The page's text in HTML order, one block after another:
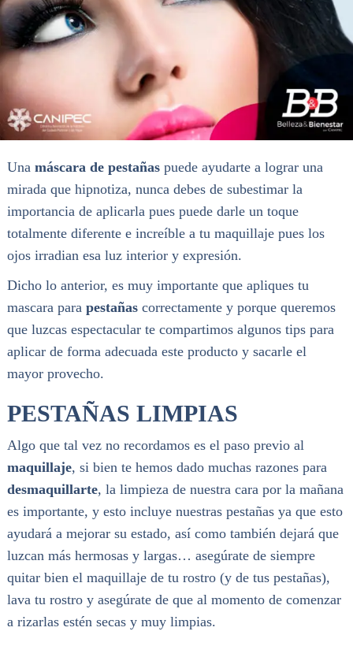
Una máscara de pestañas puede ayudarte a lograr una
mirada que hipnotiza, nunca debes de subestimar la
importancia de aplicarla pues puede darle un toque
totalmente diferente e increíble a tu maquillaje pues los
ojos irradian esa luz interior y expresión.
Dicho lo anterior, es muy importante que apliques tu
mascara para pestañascorrectamente y porque queremos
que luzcas espectacular te compartimos algunos tips para
aplicar de forma adecuada este producto y sacarle el
mayor provecho.
PESTAÑAS LIMPIAS
Algo que tal vez no recordamos es el paso previo al
maquillaje, si bien te hemos dado muchas razones para
desmaquillarte, la limpieza de nuestra cara por la mañana
es importante, y esto incluye nuestras pestañas ya que esto
ayudará a mejorar su estado, así como también dejará que
luzcan más hermosas y largas… asegúrate de siempre
quitar bien el maquillaje de tu rostro (y de tus pestañas),
lava tu rostro y asegúrate de que al momento de comenzar
a rizarlas estén secas y muy limpias.